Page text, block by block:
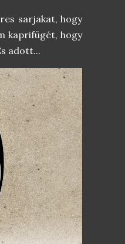
sarjakat, hogy
kaprifügét, hogy
adott...